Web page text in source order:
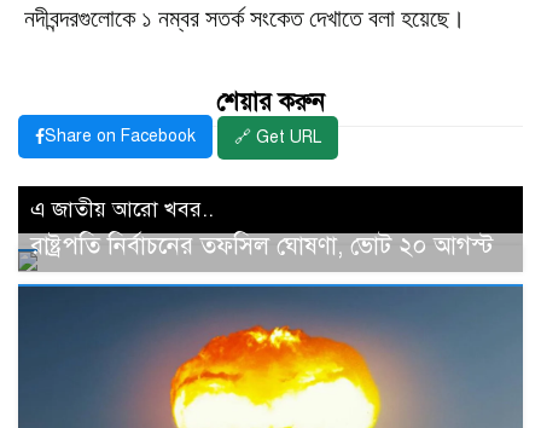
নদীবন্দরগুলোকে ১ নম্বর সতর্ক সংকেত দেখাতে বলা হয়েছে।
শেয়ার করুন
Share on Facebook 🔗 Get URL
এ জাতীয় আরো খবর..
রাষ্ট্রপতি নির্বাচনের তফসিল ঘোষণা, ভোট ২০ আগস্ট